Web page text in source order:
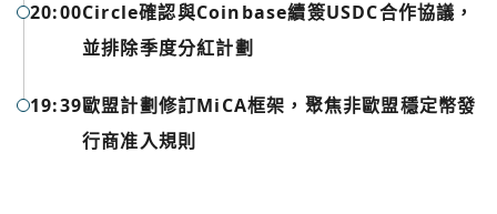
20:00Circle確認與Coinbase續簽USDC合作協議，
並排除季度分紅計劃
19:39歐盟計劃修訂MiCA框架，聚焦非歐盟穩定幣發
行商准入規則